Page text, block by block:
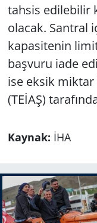
tahsis edilebilir
olacak. Santral
kapasitenin
başvuru iade
ise eksik miktar
(TEİAŞ)
Kaynak: İHA